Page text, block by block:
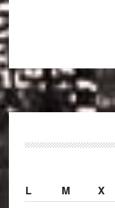
L M X